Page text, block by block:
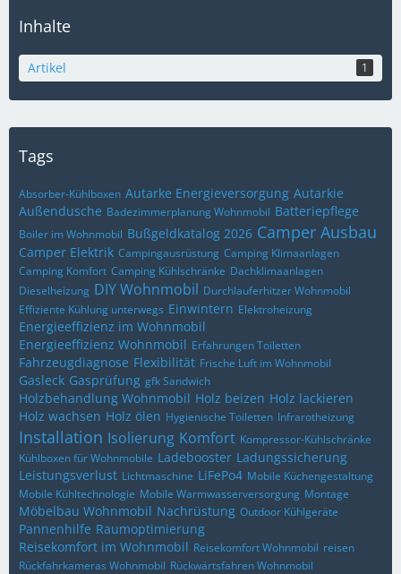
Inhalte
Artikel 1
Tags
Absorber-Kühlboxen Autarke Energieversorgung Autarkie
Außendusche Badezimmerplanung Wohnmobil Batteriepflege
Boiler im Wohnmobil Bußgeldkatalog 2026 Camper Ausbau
Camper Elektrik Campingausrüstung Camping Klimaanlagen
Camping Komfort Camping Kühlschränke Dachklimaanlagen
Dieselheizung DIY Wohnmobil Durchlauferhitzer Wohnmobil
Effiziente Kühlung unterwegs Einwintern Elektroheizung
Energieeffizienz im Wohnmobil
Energieeffizienz Wohnmobil Erfahrungen Toiletten
Fahrzeugdiagnose Flexibilität Frische Luft im Wohnmobil
Gasleck Gasprüfung gfk Sandwich
Holzbehandlung Wohnmobil Holz beizen Holz lackieren
Holz wachsen Holz ölen Hygienische Toiletten Infrarotheizung
Installation Isolierung Komfort Kompressor-Kühlschränke
Kühlboxen für Wohnmobile Ladebooster Ladungssicherung
Leistungsverlust Lichtmaschine LiFePo4 Mobile Küchengestaltung
Mobile Kühltechnologie Mobile Warmwasserversorgung Montage
Möbelbau Wohnmobil Nachrüstung Outdoor Kühlgeräte
Pannenhilfe Raumoptimierung
Reisekomfort im Wohnmobil Reisekomfort Wohnmobil reisen
Rückfahrkameras Wohnmobil Rückwärtsfahren Wohnmobil